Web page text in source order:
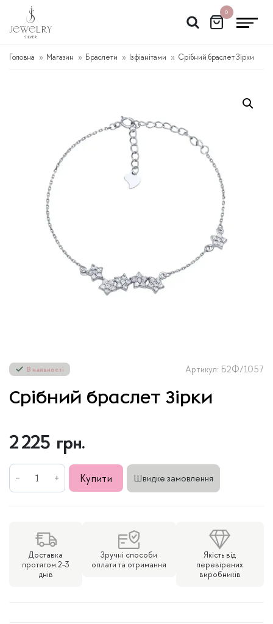
Перейти
вмісту
0
Головна Магазин Браслети Із фіанітами Срібний браслет Зірки
В наявності Артикул: Б2Ф/1057
Срібний браслет Зірки
2 225 грн.
Срібний
Купити Швидке замовлення
Доставка
протягом 2-3
днів
Зручні способи
оплати та отримання
Якість від
перевірених
виробників